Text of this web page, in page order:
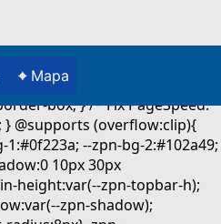
⌖ Mapa